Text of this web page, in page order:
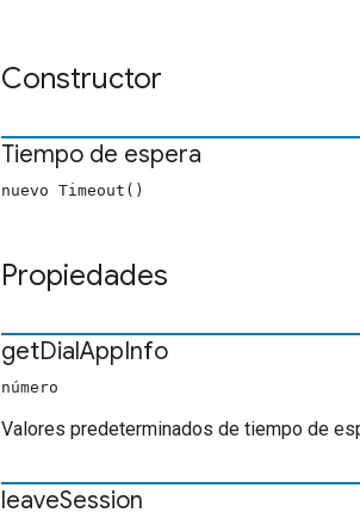
Constructor
Tiempo de espera
nuevo Timeout()
Propiedades
getDialAppInfo
número
Valores predeterminados de tiempo de
leaveSession